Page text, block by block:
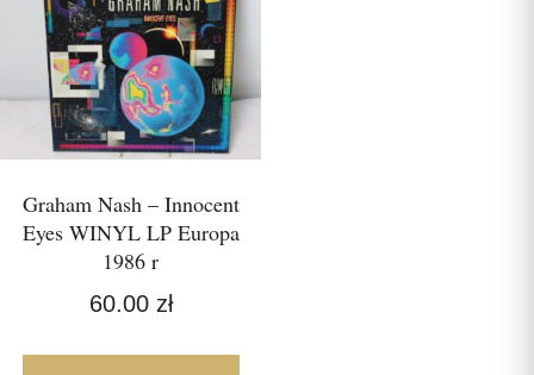
Graham Nash – Innocent
Eyes WINYL LP Europa
1986 r
60.00 zł